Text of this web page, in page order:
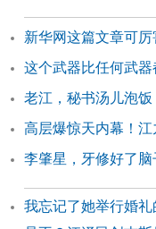
新华网这篇文章可
这个武器比任何武
老江，秘书汤儿泡
高层爆惊天内幕！
李肇星，牙修好了
我忘记了她举行婚礼